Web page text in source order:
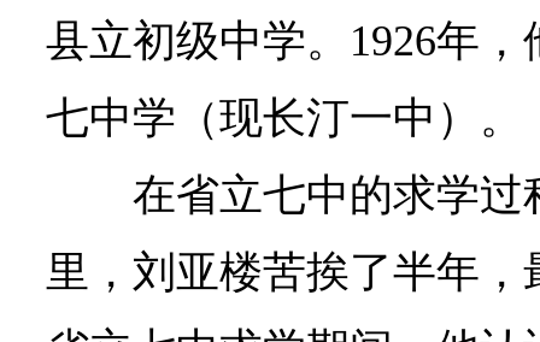
县立初级中学。1926年
七中学（现长汀一中）。
在省立七中的求学
里，刘亚楼苦挨了半年